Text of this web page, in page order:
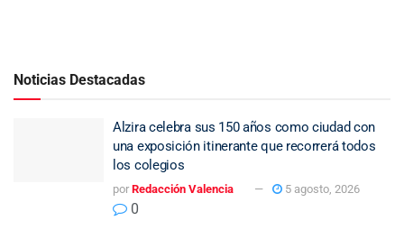
Noticias Destacadas
Alzira celebra sus 150 años como ciudad con
una exposición itinerante que recorrerá todos
los colegios
por Redacción Valencia 5 agosto, 2026
0